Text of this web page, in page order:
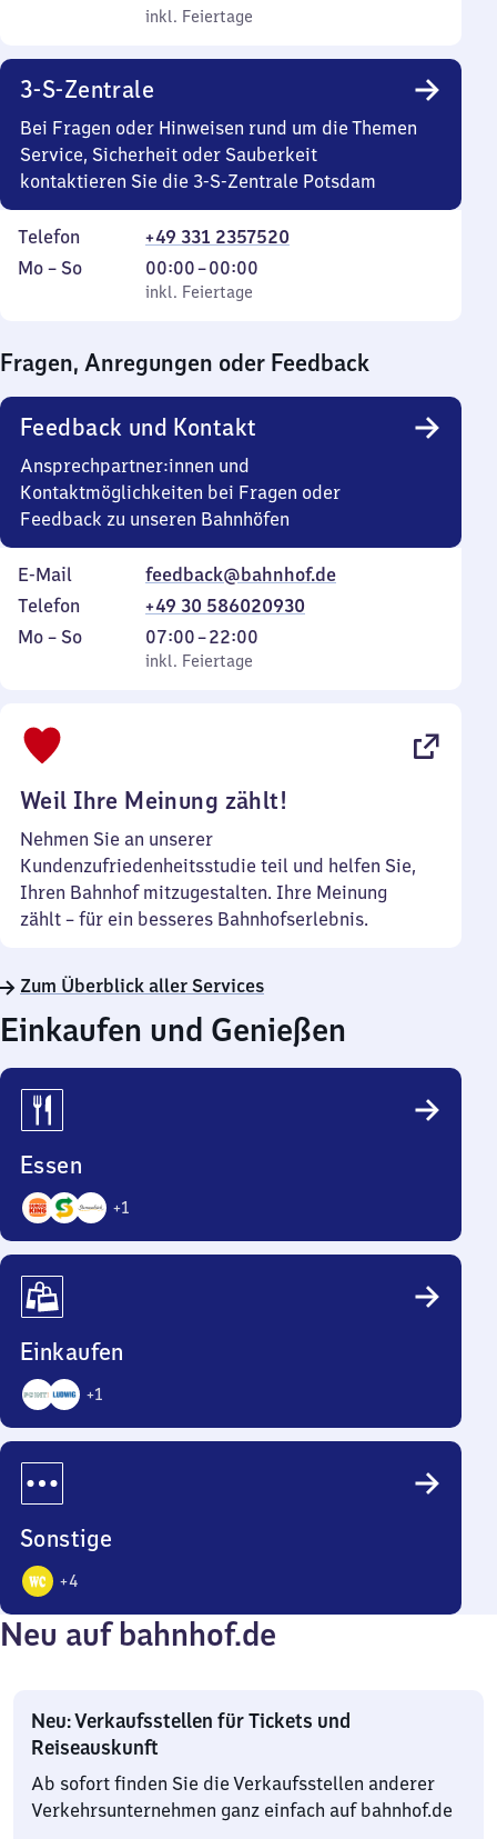
inkl. Feiertage
6
21
Uhr
inkl. Feiertage
3-S-Zentrale
Bei Fragen oder Hinweisen rund um die Themen
Service, Sicherheit oder Sauberkeit
kontaktieren Sie die 3-S-Zentrale Potsdam
Telefon
+49 331 2357520
Montag
Mo – So,
inkl. Feiertage
00:00–00:00
Von
0
0
Uhr
inkl. Feiertage
Fragen, Anregungen oder Feedback
Feedback und Kontakt
Ansprechpartner:innen und
Kontaktmöglichkeiten bei Fragen oder
Feedback zu unseren Bahnhöfen
E-Mail
feedback@bahnhof.de
Telefon
+49 30 586020930
Montag
Mo – So,
inkl. Feiertage
07:00–22:00
Von
7
inkl. Feiertage
Weil Ihre Meinung zählt!
Nehmen Sie an unserer
Kundenzufriedenheitsstudie teil und helfen Sie,
Ihren Bahnhof mitzugestalten. Ihre Meinung
zählt – für ein besseres Bahnhofserlebnis.
Zum Überblick aller Services
Einkaufen und Genießen
Essen
+1
4
Einkaufen
+1
3
Sonstige
+4
5
Angebote
Neu auf bahnhof.de
Neu: Verkaufsstellen für Tickets und
Reiseauskunft
Ab sofort finden Sie die Verkaufsstellen anderer
Verkehrsunternehmen ganz einfach auf bahnhof.de